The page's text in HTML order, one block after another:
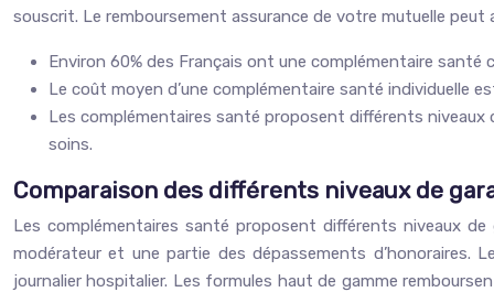
souscrit. Le remboursement assurance de votre mutuelle
Environ 60% des Français ont une complémentaire
Le coût moyen d’une complémentaire santé individuelle
Les complémentaires santé proposent différents niveaux
soins.
Comparaison des différents niveaux de
Les complémentaires santé proposent différents niveaux
modérateur et une partie des dépassements d’honoraires.
journalier hospitalier. Les formules haut de gamme